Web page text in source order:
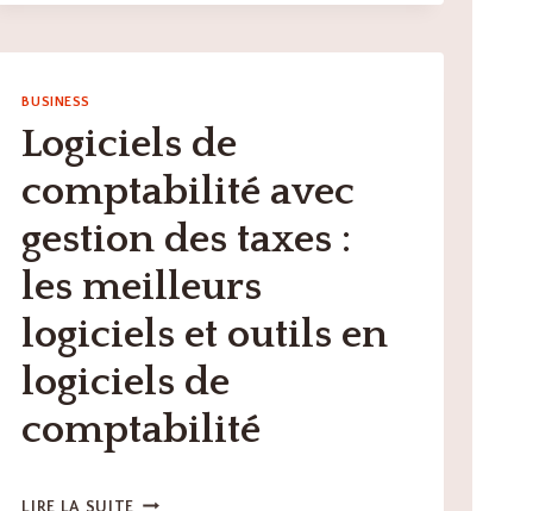
MEILLEURS
LOGICIELS
ET
OUTILS
EN
LOGICIELS
DE
COMPTABILITÉ
BUSINESS
Logiciels de
comptabilité avec
gestion des taxes :
les meilleurs
logiciels et outils en
logiciels de
comptabilité
LIRE LA SUITE LOGICIELS